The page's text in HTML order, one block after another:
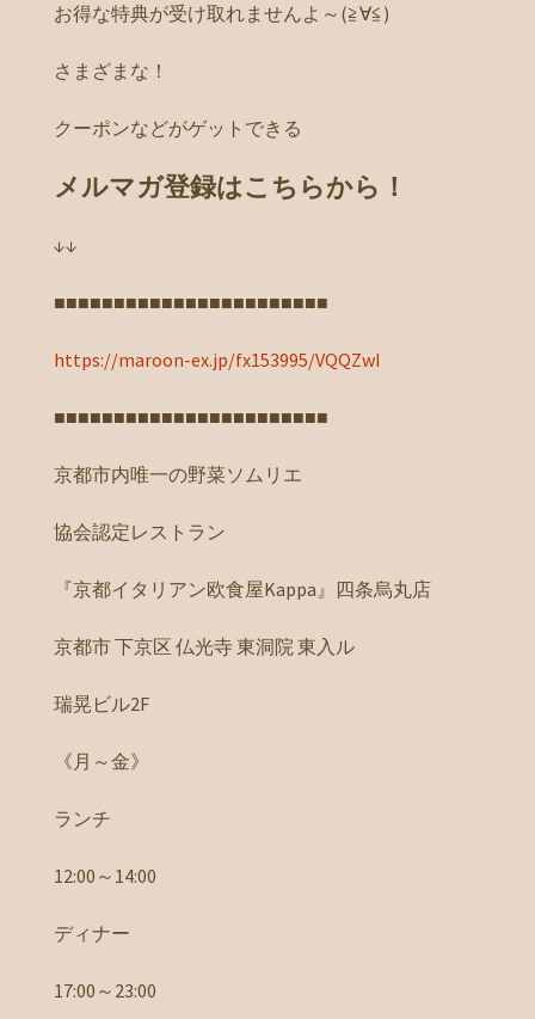
お得な特典が受け取れませんよ～(≧∀≦)
さまざまな！
クーポンなどがゲットできる
メルマガ登録はこちらから！
↓↓
■■■■■■■■■■■■■■■■■■■■■■■
https://maroon-ex.jp/fx153995/VQQZwI
■■■■■■■■■■■■■■■■■■■■■■■
京都市内唯一の野菜ソムリエ
協会認定レストラン
『京都イタリアン欧食屋Kappa』四条烏丸店
京都市 下京区 仏光寺 東洞院 東入ル
瑞晃ビル2F
《月～金》
ランチ
12:00～14:00
ディナー
17:00～23:00